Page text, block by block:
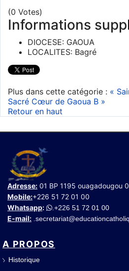
(0 Votes)
Informations
DIOCESE: GAOUA
LOCALITES: Bagré
Plus dans cette catégorie : «
Sacré Cœur de Gaoua B »
Retour en haut
Adresse: 01 BP 1195 ouagadougou
Mobile:+226 51 72 01 00
Whatsapp: +226 51 72 01 00
E-mail:
A PROPOS
Historique